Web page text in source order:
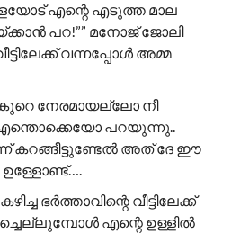
എന്റെ എടുത്ത മാല
പറ!”” ​മനോജ് ജോലി
വന്നപ്പോൾ അമ്മ
കുറെ നേരമായല്ലോ നീ
പറയുന്നു..
കറങ്ങീട്ടുണ്ടേൽ അത് ദേ ഈ
ഉള്ളോണ്ട്….
ഭർത്താവിന്റെ വീട്ടിലേക്ക്
എന്റെ ഉള്ളിൽ